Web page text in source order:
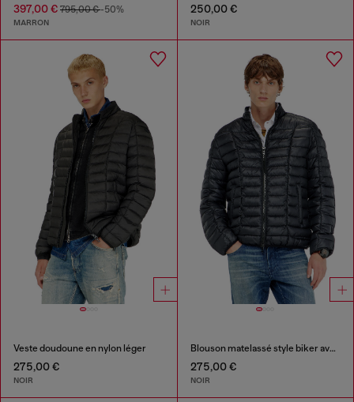
397,00 € 795,00 €-50%
MARRON
250,00 €
NOIR
Veste doudoune en nylon léger
275,00 €
NOIR
Blouson matelassé style biker avec passepoil ton sur ton
275,00 €
NOIR